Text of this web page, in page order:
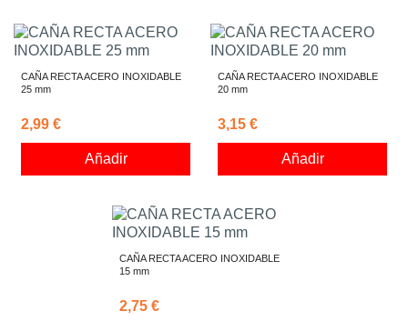
CAÑA RECTA ACERO INOXIDABLE
25 mm
2,99 €
Añadir
CAÑA RECTA ACERO INOXIDABLE
20 mm
3,15 €
Añadir
CAÑA RECTA ACERO INOXIDABLE
15 mm
2,75 €